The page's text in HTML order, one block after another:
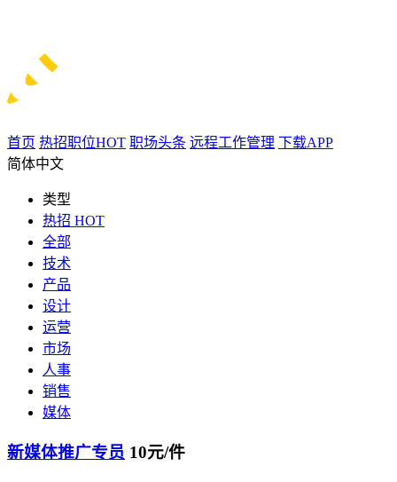
首页 热招职位HOT 职场头条 远程工作管理 下载APP
简体中文
类型
热招 HOT
全部
技术
产品
设计
运营
市场
人事
销售
媒体
新媒体推广专员 10元/件